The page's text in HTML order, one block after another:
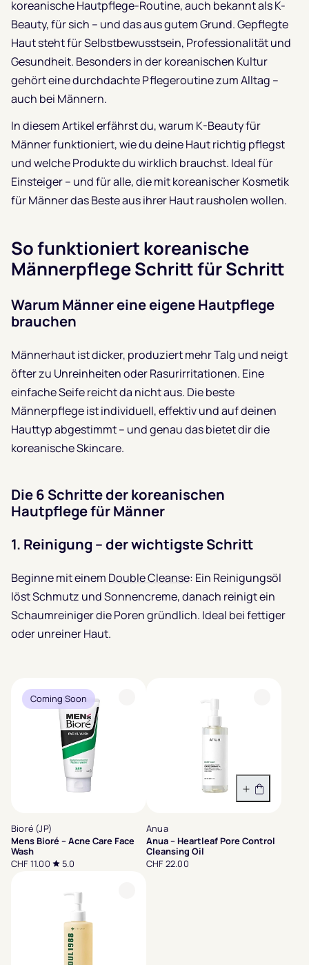
koreanische Hautpflege-Routine, auch bekannt als K-
Beauty, für sich – und das aus gutem Grund. Gepflegte
Haut steht für Selbstbewusstsein, Professionalität und
Gesundheit. Besonders in der koreanischen Kultur
gehört eine durchdachte Pflegeroutine zum Alltag –
auch bei Männern.
In diesem Artikel erfährst du, warum K-Beauty für
Männer funktioniert, wie du deine Haut richtig pflegst
und welche Produkte du wirklich brauchst. Ideal für
Einsteiger – und für alle, die mit koreanischer Kosmetik
für Männer das Beste aus ihrer Haut rausholen wollen.
So funktioniert koreanische
Männerpflege Schritt für Schritt
Warum Männer eine eigene Hautpflege
brauchen
Männerhaut ist dicker, produziert mehr Talg und neigt
öfter zu Unreinheiten oder Rasurirritationen. Eine
einfache Seife reicht da nicht aus. Die beste
Männerpflege ist individuell, effektiv und auf deinen
Hauttyp abgestimmt – und genau das bietet dir die
koreanische Skincare.
Die 6 Schritte der koreanischen
Hautpflege für Männer
1. Reinigung – der wichtigste Schritt
Beginne mit einem Double Cleanse: Ein Reinigungsöl
löst Schmutz und Sonnencreme, danach reinigt ein
Schaumreiniger die Poren gründlich. Ideal bei fettiger
oder unreiner Haut.
Coming Soon
Bioré (JP)
Mens Bioré – Acne Care Face
Wash
CHF 11.00
5.0
In den
Anua
Anua – Heartleaf Pore Control
Cleansing Oil
CHF 22.00